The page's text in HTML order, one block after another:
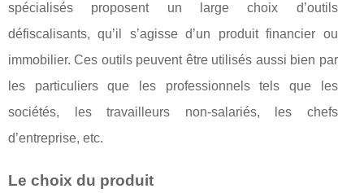
spécialisés proposent un large choix d’outils
défiscalisants, qu’il s’agisse d’un produit financier ou
immobilier. Ces outils peuvent être utilisés aussi bien par
les particuliers que les professionnels tels que les
sociétés, les travailleurs non-salariés, les chefs
d’entreprise, etc.
Le choix du produit